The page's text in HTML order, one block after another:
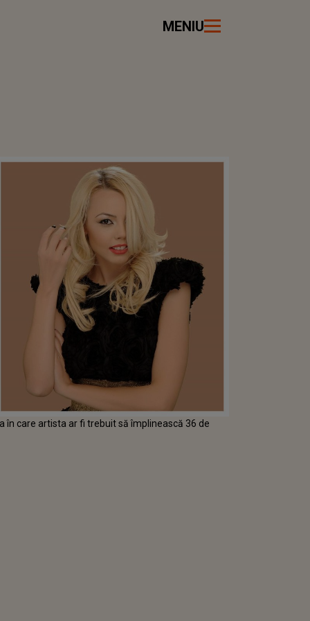
MENIU
în care artista ar fi trebuit să împlinească 36 de